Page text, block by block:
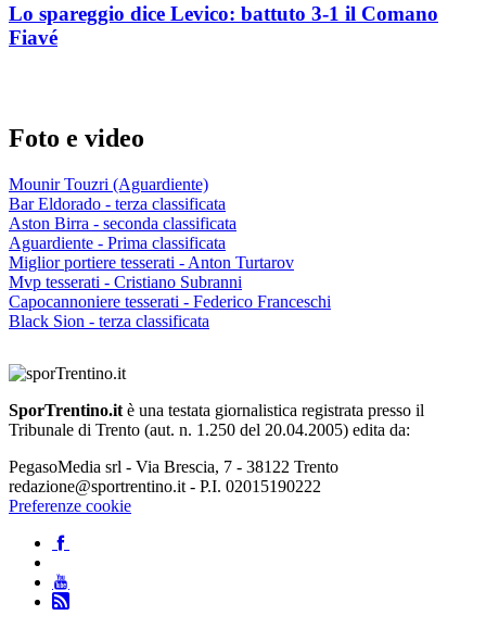
Lo spareggio dice Levico: battuto 3-1 il Comano
Fiavé
Foto e video
Mounir Touzri (Aguardiente)
Bar Eldorado - terza classificata
Aston Birra - seconda classificata
Aguardiente - Prima classificata
Miglior portiere tesserati - Anton Turtarov
Mvp tesserati - Cristiano Subranni
Capocannoniere tesserati - Federico Franceschi
Black Sion - terza classificata
SporTrentino.it è una testata giornalistica registrata presso il
Tribunale di Trento (aut. n. 1.250 del 20.04.2005) edita da:
PegasoMedia srl - Via Brescia, 7 - 38122 Trento
redazione@sportrentino.it - P.I. 02015190222
Preferenze cookie